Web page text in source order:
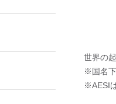
世界の
※国名下
※AESI